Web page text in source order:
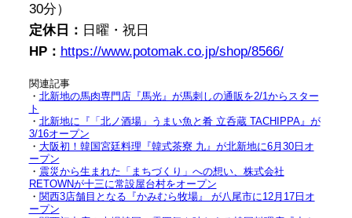
30分）
定休日： 日曜・祝日
HP： https://www.potomak.co.jp/shop/8566/
関連記事
・ 北新地の馬肉専門店『馬光』が馬刺しの通販を2/1からスター
ト
・ 北新地に『「北ノ酒場」うまい魚と肴 立呑蔵 TACHIPPA』が
3/16オープン
・ 大阪初！韓国宮廷料理『韓式茶寮 九』が北新地に6月30日オ
ープン
・ 震災から生まれた「まちづくり」への想い、株式会社
RETOWNが十三に常設屋台村をオープン
・ 関西3店舗目となる『かみむら牧場』 が八尾市に12月17日オ
ープン